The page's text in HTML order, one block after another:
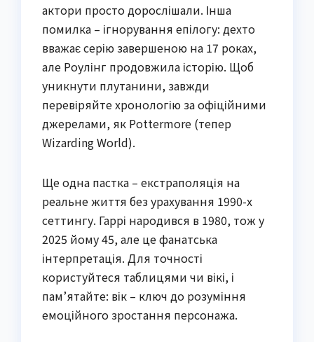
актори просто дорослішали. Інша
помилка – ігнорування епілогу: дехто
вважає серію завершеною на 17 роках,
але Роулінг продовжила історію. Щоб
уникнути плутанини, завжди
перевіряйте хронологію за офіційними
джерелами, як Pottermore (тепер
Wizarding World).
Ще одна пастка – екстраполяція на
реальне життя без урахування 1990-х
сеттингу. Гаррі народився в 1980, тож у
2025 йому 45, але це фанатська
інтерпретація. Для точності
користуйтеся таблицями чи вікі, і
пам’ятайте: вік – ключ до розуміння
емоційного зростання персонажа.